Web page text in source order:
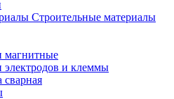
Строительные материалы
магнитные
электродов и клеммы
сварная